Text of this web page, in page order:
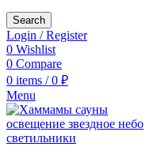
Search
Login / Register
0 Wishlist
0 Compare
0 items / 0 ₽
Menu